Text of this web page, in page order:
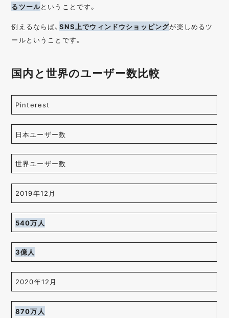
るツールということです。
例えるならば、 SNS上でウィンドウショッピングが楽しめるツ
ールということです。
国内と世界のユーザー数比較
Pinterest
日本ユーザー数
世界ユーザー数
2019年12月
540万人
3億人
2020年12月
870万人